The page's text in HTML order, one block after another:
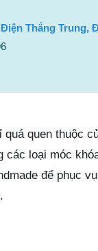
Thắng Trung,
quen thuộc
các loại móc
để phục